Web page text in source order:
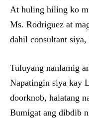
At huling hiling ko
Ms. Rodriguez at
dahil consultant
Tuluyang nanlamig
Napatingin siya kay
doorknob, halatang
Bumigat ang dibdib